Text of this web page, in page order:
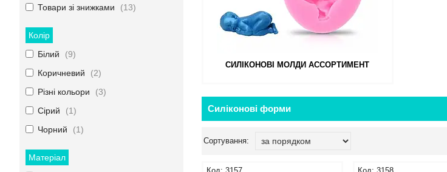
СИЛІКОНОВІ МОЛДИ АССОРТИМЕНТ
Силіконові форми
Товари зі знижками
13
Колір
Білий
9
Коричневий
2
Різні кольори
3
Сірий
1
Чорний
1
Матеріал